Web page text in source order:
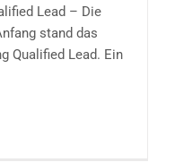
Lead – Die
stand das
Qualified Lead. Ein